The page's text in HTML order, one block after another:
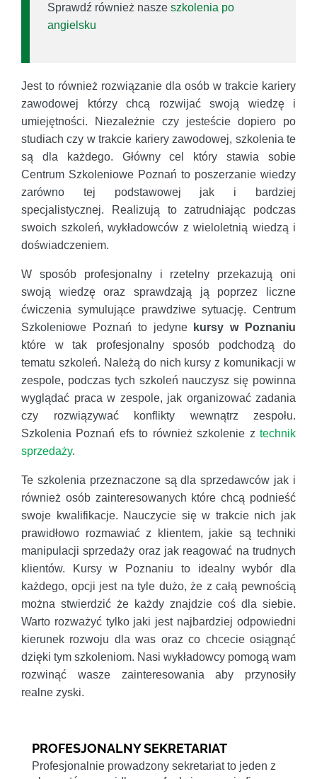
Sprawdź również nasze szkolenia po
angielsku
Jest to również rozwiązanie dla osób w trakcie kariery
zawodowej którzy chcą rozwijać swoją wiedzę i
umiejętności. Niezależnie czy jesteście dopiero po
studiach czy w trakcie kariery zawodowej, szkolenia te
są dla każdego. Główny cel który stawia sobie
Centrum Szkoleniowe Poznań to poszerzanie wiedzy
zarówno tej podstawowej jak i bardziej
specjalistycznej. Realizują to zatrudniając podczas
swoich szkoleń, wykładowców z wieloletnią wiedzą i
doświadczeniem.
W sposób profesjonalny i rzetelny przekazują oni
swoją wiedzę oraz sprawdzają ją poprzez liczne
ćwiczenia symulujące prawdziwe sytuację. Centrum
Szkoleniowe Poznań to jedyne
kursy w Poznaniu
które w tak profesjonalny sposób podchodzą do
tematu szkoleń. Należą do nich kursy z komunikacji w
zespole, podczas tych szkoleń nauczysz się powinna
wyglądać praca w zespole, jak organizować zadania
czy rozwiązywać konflikty wewnątrz zespołu.
Szkolenia Poznań efs to również szkolenie z technik
sprzedaży.
Te szkolenia przeznaczone są dla sprzedawców jak i
również osób zainteresowanych które chcą podnieść
swoje kwalifikacje. Nauczycie się w trakcie nich jak
prawidłowo rozmawiać z klientem, jakie są techniki
manipulacji sprzedaży oraz jak reagować na trudnych
klientów. Kursy w Poznaniu to idealny wybór dla
każdego, opcji jest na tyle dużo, że z całą pewnością
można stwierdzić że każdy znajdzie coś dla siebie.
Warto rozważyć tylko jaki jest najbardziej odpowiedni
kierunek rozwoju dla was oraz co chcecie osiągnąć
dzięki tym szkoleniom. Nasi wykładowcy pomogą wam
rozwinąć wasze zainteresowania aby przynosiły
realne zyski.
PROFESJONALNY SEKRETARIAT
Profesjonalnie prowadzony sekretariat to jeden z